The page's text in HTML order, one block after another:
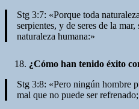
Stg 3:7: «Porque toda
serpientes, y de seres de la
naturaleza humana:»
¿Cómo han tenido éxito
Stg 3:8: «Pero ningún hombre
mal que no puede ser